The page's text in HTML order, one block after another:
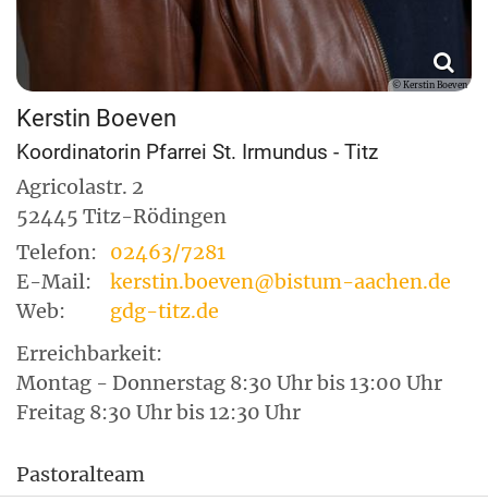
© Kerstin Boeven
Kerstin Boeven
Koordinatorin Pfarrei St. Irmundus - Titz
Agricolastr. 2
52445 Titz-Rödingen
Telefon:
02463/7281
E-Mail:
kerstin.boeven@bistum-aachen.de
Web:
gdg-titz.de
Erreichbarkeit:
Montag - Donnerstag 8:30 Uhr bis 13:00 Uhr
Freitag 8:30 Uhr bis 12:30 Uhr
Pastoralteam